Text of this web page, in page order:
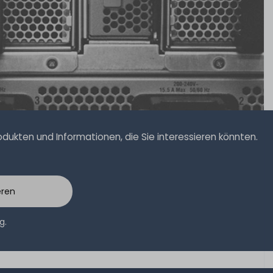
und Informationen, die Sie interessieren könnten.
.